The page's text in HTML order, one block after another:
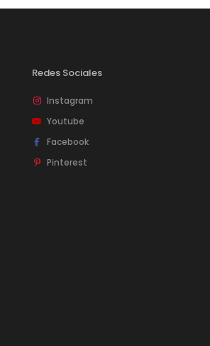
Redes Sociales
Instagram
Youtube
Facebook
Pinterest